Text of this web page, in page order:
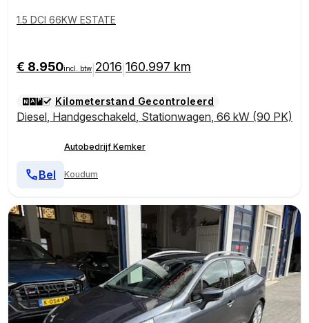
1.5 DCI 66KW ESTATE
€ 8.950incl. btw 2016 160.997 km
Kilometerstand Gecontroleerd
Diesel, Handgeschakeld, Stationwagen, 66 kW (90 PK)
Autobedrijf Kemker
Koudum
Bel